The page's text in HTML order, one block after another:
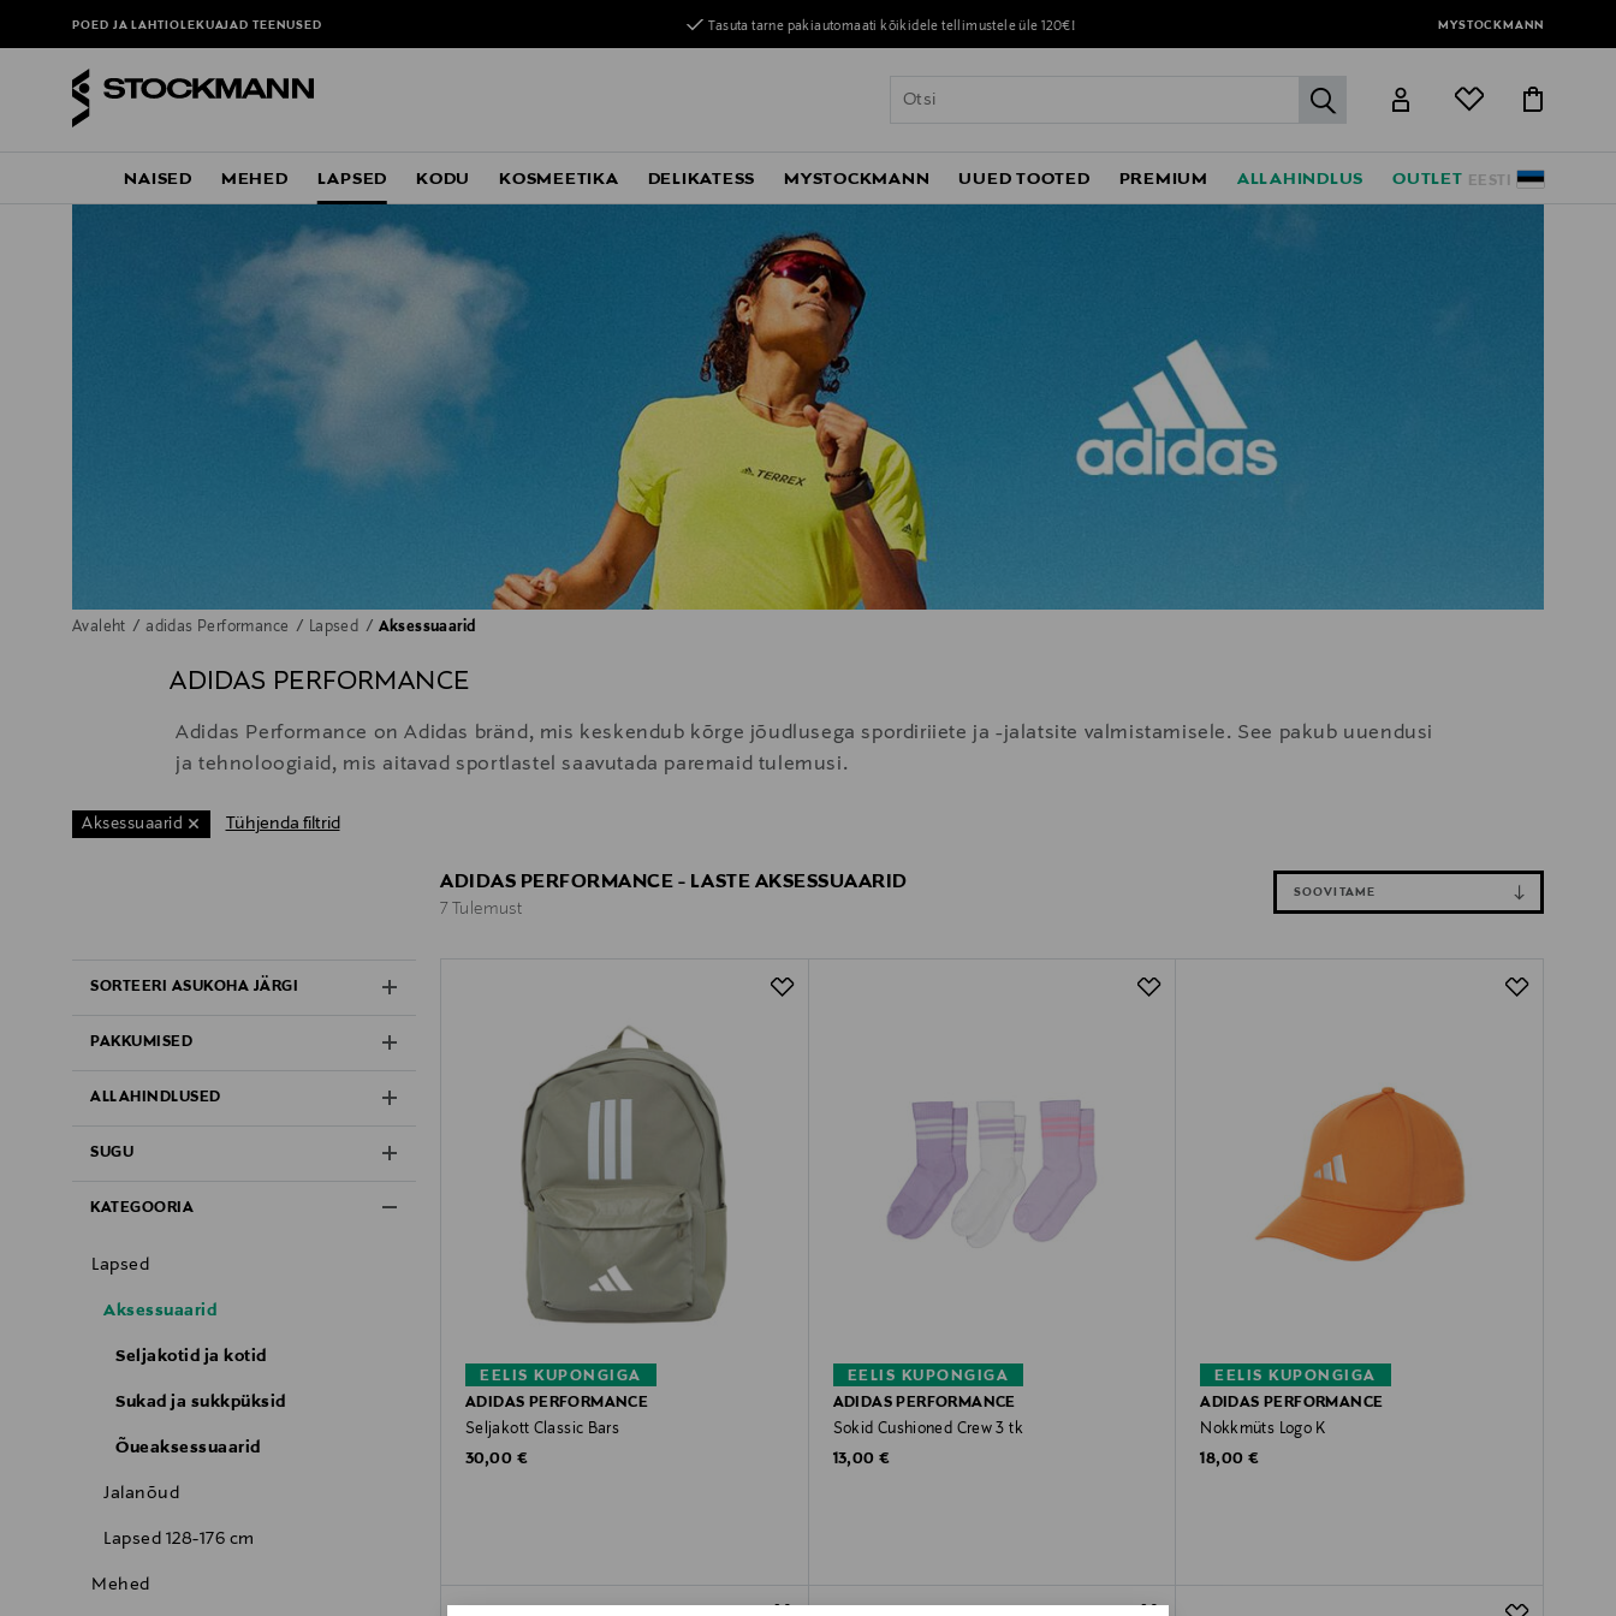
POED JA LAHTIOLEKUAJADTEENUSED Tasuta tarne pakiautomaati kõikidele tellimustele üle 120€! MYSTOCKMANN
label.header.go
EESTI
NAISED MEHED LAPSED KODU KOSMEETIKA DELIKATESS MYSTOCKMANN UUED TOOTED PREMIUM ALLAHINDLUS OUTLET
Avaleht adidas Performance Lapsed Aksessuaarid
ADIDAS PERFORMANCE
Adidas Performance on Adidas bränd, mis keskendub kõrge jõudlusega spordiriiete ja -jalatsite valmistamisele. See pakub uuendusi
ja tehnoloogiaid, mis aitavad sportlastel saavutada paremaid tulemusi.
Aksessuaarid Tühjenda filtrid
SORTEERI ASUKOHA JÄRGI
PAKKUMISED
ALLAHINDLUSED
SUGU
KATEGOORIA
Lapsed
Aksessuaarid
Seljakotid ja kotid
Sukad ja sukkpüksid
Õueaksessuaarid
Jalanõud
Lapsed 128-176 cm
Mehed
ADIDAS PERFORMANCE - LASTE AKSESSUAARID
7 Tulemust
SOOVITAME
EELIS KUPONGIGA
ADIDAS PERFORMANCE
Seljakott Classic Bars
Original Price
30,00 €
EELIS KUPONGIGA
ADIDAS PERFORMANCE
Sokid Cushioned Crew 3 tk
Original Price
13,00 €
EELIS KUPONGIGA
ADIDAS PERFORMANCE
Nokkmüts Logo K
Original Price
18,00 €